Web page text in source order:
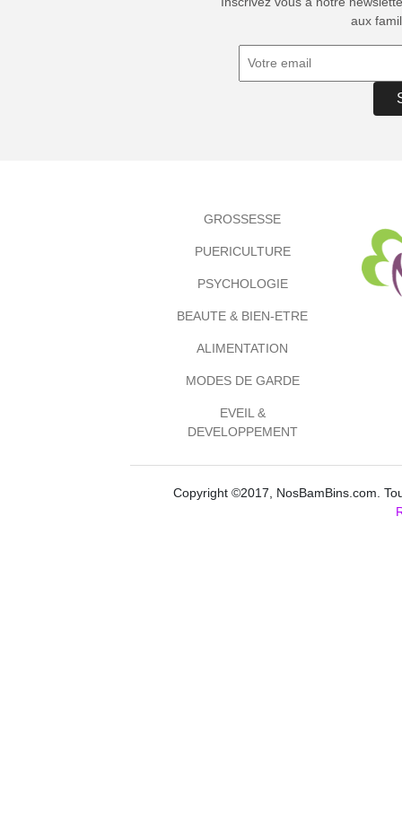
aux
GROSSESSE
PUERICULTURE
PSYCHOLOGIE
BEAUTE & BIEN-ETRE
ALIMENTATION
MODES DE GARDE
EVEIL &
DEVELOPPEMENT
Copyright ©2017, NosBamBins.com.